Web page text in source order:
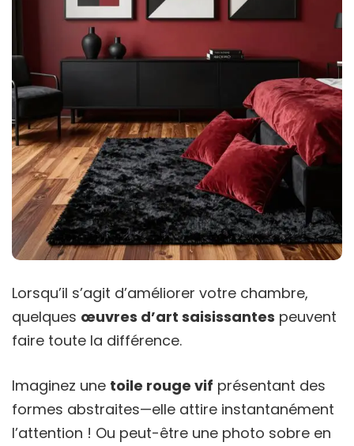
Lorsqu’il s’agit d’améliorer votre chambre,
quelques œuvres d’art saisissantes peuvent
faire toute la différence.
Imaginez une toile rouge vif présentant des
formes abstraites—elle attire instantanément
l’attention ! Ou peut-être une photo sobre en